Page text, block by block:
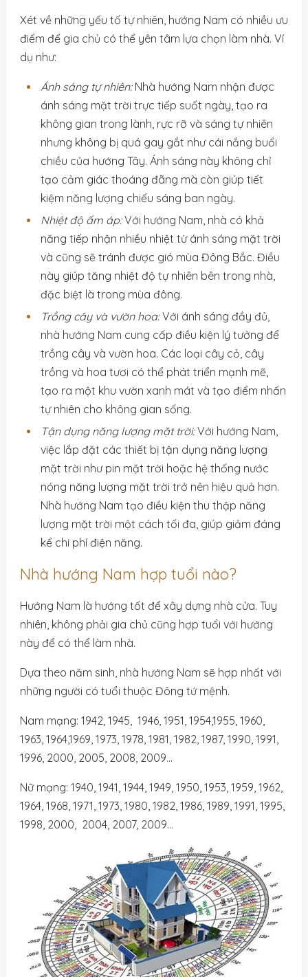
Xét về những yếu tố tự nhiên, hướng Nam có nhiều ưu
điểm để gia chủ có thể yên tâm lựa chọn làm nhà. Ví
dụ như:
Ánh sáng tự nhiên:Nhà hướng Nam nhận được
ánh sáng mặt trời trực tiếp suốt ngày, tạo ra
không gian trong lành, rực rỡ và sáng tự nhiên
nhưng không bị quá gay gắt như cái nắng buổi
chiều của hướng Tây. Ánh sáng này không chỉ
tạo cảm giác thoáng đãng mà còn giúp tiết
kiệm năng lượng chiếu sáng ban ngày.
Nhiệt độ ấm áp:Với hướng Nam, nhà có khả
năng tiếp nhận nhiều nhiệt từ ánh sáng mặt trời
và cũng sẽ tránh được gió mùa Đông Bắc. Điều
này giúp tăng nhiệt độ tự nhiên bên trong nhà,
đặc biệt là trong mùa đông.
Trồng cây và vườn hoa:Với ánh sáng đầy đủ,
nhà hướng Nam cung cấp điều kiện lý tưởng để
trồng cây và vườn hoa. Các loại cây cỏ, cây
trồng và hoa tươi có thể phát triển mạnh mẽ,
tạo ra một khu vườn xanh mát và tạo điểm nhấn
tự nhiên cho không gian sống.
Tận dụng năng lượng mặt trời:Với hướng Nam,
việc lắp đặt các thiết bị tận dụng năng lượng
mặt trời như pin mặt trời hoặc hệ thống nước
nóng năng lượng mặt trời trở nên hiệu quả hơn.
Nhà hướng Nam tạo điều kiện thu thập năng
lượng mặt trời một cách tối đa, giúp giảm đáng
kể chi phí điện năng.
Nhà hướng Nam hợp tuổi nào?
Hướng Nam là hướng tốt để xây dựng nhà cửa. Tuy
nhiên, không phải gia chủ cũng hợp tuổi với hướng
này để có thể làm nhà.
Dựa theo năm sinh, nhà hướng Nam sẽ hợp nhất với
những người có tuổi thuộc Đông tứ mệnh.
Nam mạng: 1942, 1945, 1946, 1951, 1954,1955, 1960,
1963, 1964,1969, 1973, 1978, 1981, 1982, 1987, 1990, 1991,
1996, 2000, 2005, 2008, 2009…
Nữ mạng: 1940, 1941, 1944, 1949, 1950, 1953, 1959, 1962,
1964, 1968, 1971, 1973, 1980, 1982, 1986, 1989, 1991, 1995,
1998, 2000, 2004, 2007, 2009…